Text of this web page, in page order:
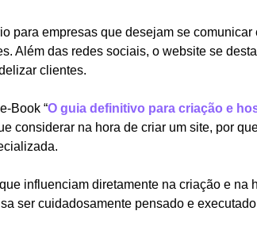
para empresas que desejam se
Além das redes sociais, o website se
clientes.
Book “O guia definitivo para criação e
considerar na hora de criar um site, por
influenciam diretamente na criação e na
ser cuidadosamente pensado e